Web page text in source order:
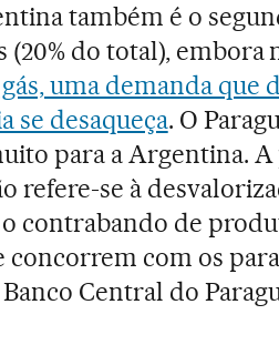
também é o
(20% do total), embora
gás, uma demanda
se desaqueça. O
para a Argentina.
refere-se à
contrabando de
com os
Central do